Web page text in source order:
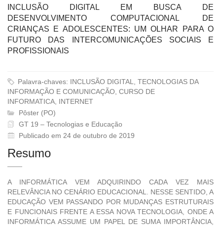
INCLUSÃO DIGITAL EM BUSCA DE
DESENVOLVIMENTO COMPUTACIONAL DE
CRIANÇAS E ADOLESCENTES: UM OLHAR PARA O
FUTURO DAS INTERCOMUNICAÇÕES SOCIAIS E
PROFISSIONAIS
Palavra-chaves: INCLUSÃO DIGITAL, TECNOLOGIAS DA
INFORMAÇÃO E COMUNICAÇÃO, CURSO DE
INFORMATICA, INTERNET
Pôster (PO)
GT 19 – Tecnologias e Educação
Publicado em 24 de outubro de 2019
Resumo
A INFORMÁTICA VEM ADQUIRINDO CADA VEZ MAIS
RELEVÂNCIA NO CENÁRIO EDUCACIONAL. NESSE SENTIDO, A
EDUCAÇÃO VEM PASSANDO POR MUDANÇAS ESTRUTURAIS
E FUNCIONAIS FRENTE A ESSA NOVA TECNOLOGIA, ONDE A
INFORMÁTICA ASSUME UM PAPEL DE SUMA IMPORTÂNCIA,